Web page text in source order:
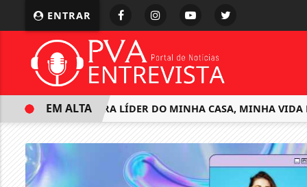
ENTRAR
CONSTRUTORA LÍDER DO MINHA CASA, MINHA VIDA
EM ALTA